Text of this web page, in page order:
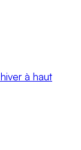
à haut